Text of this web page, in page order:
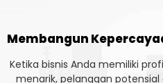
Membangun
Ketika bisnis Anda memiliki
menarik, pelanggan